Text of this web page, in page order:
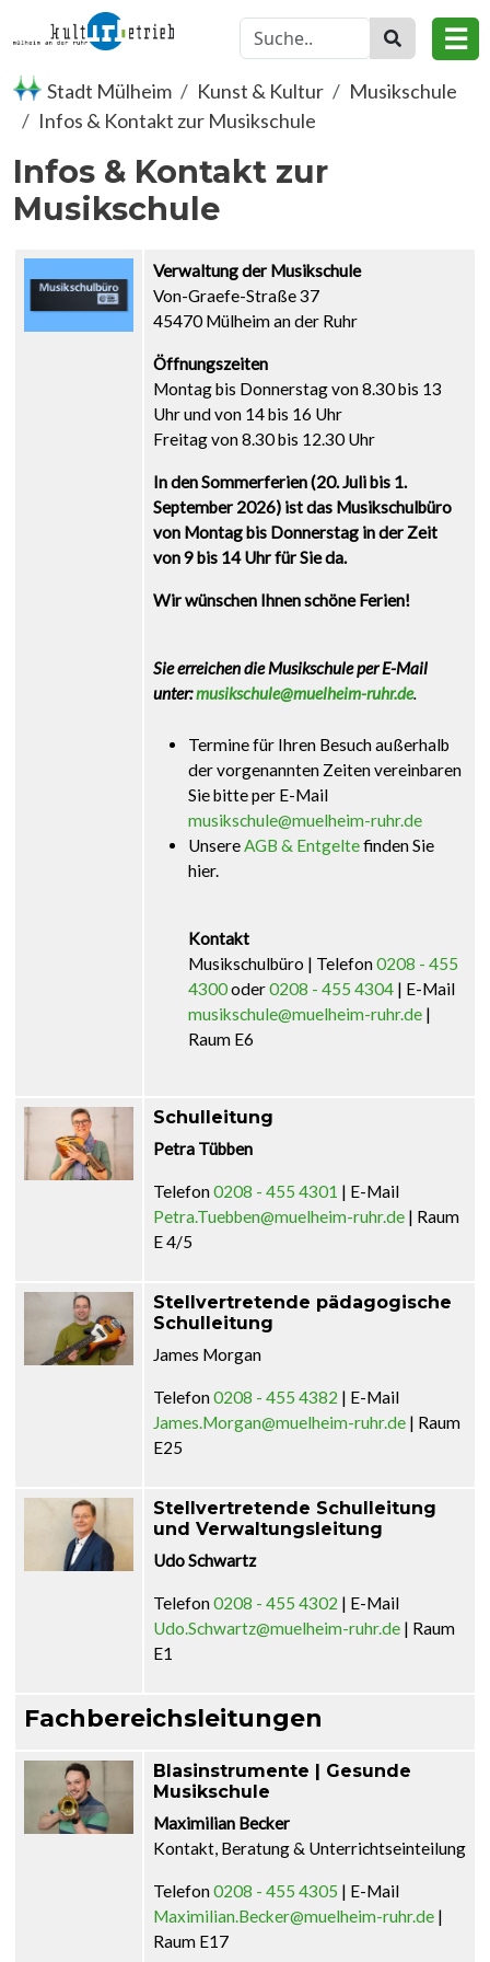
Direkt zum Inhalt
☰
Stadt Mülheim Kunst & Kultur
Musikschule
Infos & Kontakt zur Musikschule
Infos & Kontakt zur
Musikschule
Verwaltung der Musikschule
Von-Graefe-Straße 37
45470 Mülheim an der Ruhr
Öffnungszeiten
Montag bis Donnerstag von 8.30 bis 13
Uhr und von 14 bis 16 Uhr
Freitag von 8.30 bis 12.30 Uhr
In den Sommerferien (20. Juli bis 1.
September 2026) ist das Musikschulbüro
von Montag bis Donnerstag in der Zeit
von 9 bis 14 Uhr für Sie da.
Wir wünschen Ihnen schöne Ferien!
Sie erreichen die Musikschule per E-Mail
unter:musikschule@muelheim-ruhr.de.
Termine für Ihren Besuch außerhalb
der vorgenannten Zeiten vereinbaren
Sie bitte per E-Mail
musikschule@muelheim-ruhr.de
UnsereAGB & Entgeltefinden Sie
hier.
Kontakt
Musikschulbüro | Telefon0208 - 455
4300oder0208 - 455 4304 | E-Mail
musikschule@muelheim-ruhr.de |
Raum E6
Schulleitung
Petra Tübben
Telefon0208 - 455 4301 | E-Mail
Petra.Tuebben@muelheim-ruhr.de | Raum
E 4/5
Stellvertretende pädagogische
Schulleitung
James Morgan
Telefon0208 - 455 4382 | E-Mail
James.Morgan@muelheim-ruhr.de | Raum
E25
Stellvertretende Schulleitung
und Verwaltungsleitung
Udo Schwartz
Telefon0208 - 455 4302 | E-Mail
Udo.Schwartz@muelheim-ruhr.de | Raum
E1
Fachbereichsleitungen
Blasinstrumente | Gesunde
Musikschule
Maximilian Becker
Kontakt, Beratung & Unterrichtseinteilung
Telefon0208 - 455 4305 | E-Mail
Maximilian.Becker@muelheim-ruhr.de |
Raum E17